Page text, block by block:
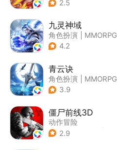
2.5
九灵神域
角色扮演
MMORPG
| 仙侠
4.2
青云诀
角色扮演
MMORPG
| 仙侠
3.9
僵尸前线3D
动作冒险
| 第三人称射击
2.9